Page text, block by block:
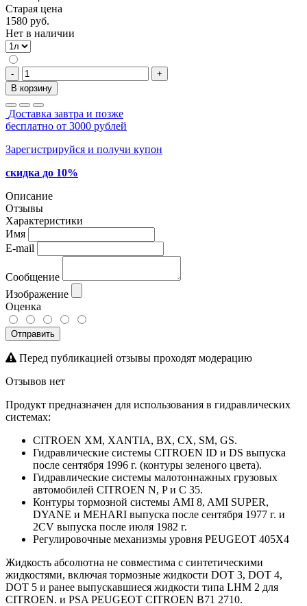
Старая цена
1580 руб.
Нет в наличии
-
+
В корзину
Доставка завтра и позже
бесплатно от 3000 рублей
Зарегистрируйся и получи купон
скидка до 10%
Описание
Отзывы
Характеристики
Имя
E-mail
Сообщение
Изображение
Оценка
Отправить
Перед публикацией отзывы проходят модерацию
Отзывов нет
Продукт предназначен для использования в гидравлических
системах:
CITROEN XM, XANTIA, BX, CX, SM, GS.
Гидравлические системы CITROEN ID и DS выпуска
после сентября 1996 г. (контуры зеленого цвета).
Гидравлические системы малотоннажных грузовых
автомобилей CITROEN N, P и C 35.
Контуры тормозной системы AMI 8, AMI SUPER,
DYANE и MEHARI выпуска после сентября 1977 г. и
2CV выпуска после июля 1982 г.
Регулировочные механизмы уровня PEUGEOT 405Х4
Жидкость абсолютна не совместима с синтетическими
жидкостями, включая тормозные жидкости DOT 3, DOT 4,
DOT 5 и ранее выпускавшиеся жидкости типа LHM 2 для
CITROEN. и PSA PEUGEOT CITROEN B71 2710.